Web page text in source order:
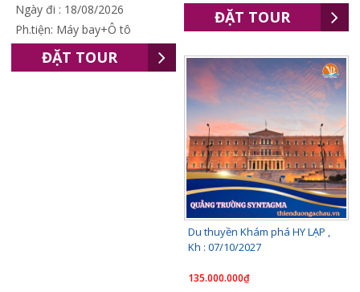
Ngày đi : 18/08/2026
Ph.tiện: Máy bay+Ô tô
ĐẶT TOUR
ĐẶT TOUR
Du thuyền Khám phá HY LẠP ,
Kh : 07/10/2027
135.000.000₫